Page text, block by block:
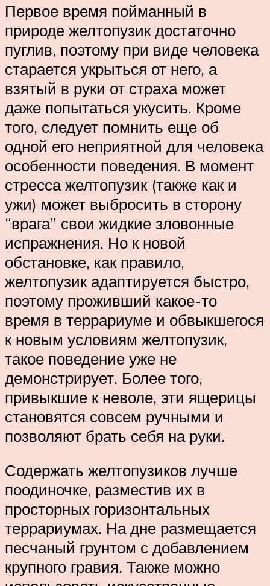
Первое время пойманный в
природе желтопузик достаточно
пуглив, поэтому при виде человека
старается укрыться от него, а
взятый в руки от страха может
даже попытаться укусить. Кроме
того, следует помнить еще об
одной его неприятной для человека
особенности поведения. В момент
стресса желтопузик (также как и
ужи) может выбросить в сторону
“врага” свои жидкие зловонные
испражнения. Но к новой
обстановке, как правило,
желтопузик адаптируется быстро,
поэтому проживший какое-то
время в террариуме и обвыкшегося
к новым условиям желтопузик,
такое поведение уже не
демонстрирует. Более того,
привыкшие к неволе, эти ящерицы
становятся совсем ручными и
позволяют брать себя на руки.
Содержать желтопузиков лучше
поодиночке, разместив их в
просторных горизонтальных
террариумах. На дне размещается
песчаный грунтом с добавлением
крупного гравия. Также можно